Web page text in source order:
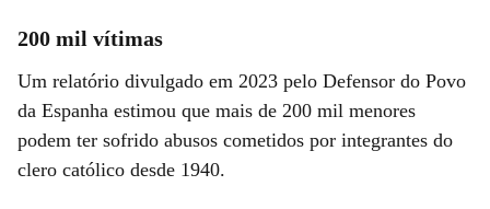
200 mil vítimas
Um relatório divulgado em 2023 pelo Defensor do Povo
da Espanha estimou que mais de 200 mil menores
podem ter sofrido abusos cometidos por integrantes do
clero católico desde 1940.